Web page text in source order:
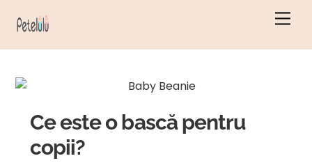
Ce este o bască pentru
copii?